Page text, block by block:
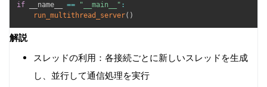
if __name__ == "__main__" :
run_multithread_server( )
解説
スレッドの利用：各接続ごとに新しいスレッドを生成
し、並行して通信処理を実行